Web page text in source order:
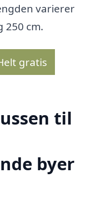
varierer
250 cm.
gratis
til
byer